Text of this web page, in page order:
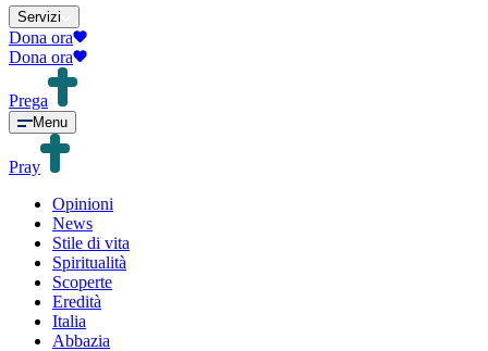
Servizi
Dona ora
Dona ora
Prega
Menu
Pray
Opinioni
News
Stile di vita
Spiritualità
Scoperte
Eredità
Italia
Abbazia